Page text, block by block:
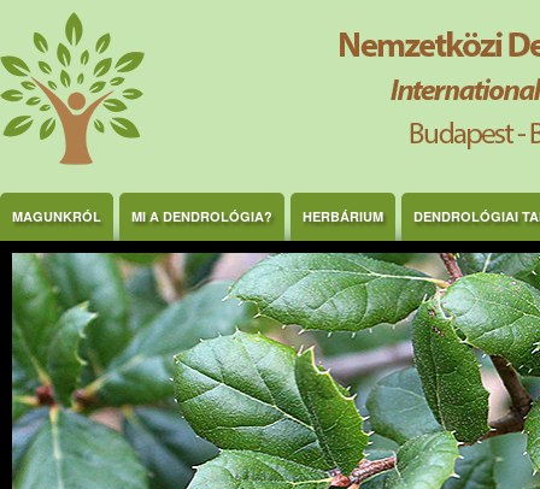
Ugrás a tartalomra
MAGUNKRÓL MI A DENDROLÓGIA? HERBÁRIUM DENDROLÓGIAI